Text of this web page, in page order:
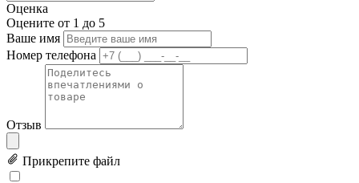
Оценка
Оцените от 1 до 5
Ваше имя
Номер телефона
Отзыв
Прикрепите файл